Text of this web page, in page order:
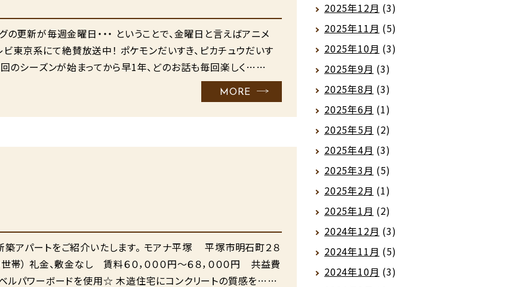
新が毎週金曜日・・・ ということで、金曜日と言えばアニメ
東京系にて絶賛放送中！ ポケモンだいすき、ピカチュウだいす
のシーズンが始まってから早1年、どのお話も毎回楽しく……
MORE
アパートをご紹介いたします。 モアナ平塚 平塚市明石町２８
礼金、敷金なし 賃料６０，０００円～６８，０００円 共益費
ルパワーボードを使用☆ 木造住宅にコンクリートの質感を……
2025年12月 (3)
2025年11月 (5)
2025年10月 (3)
2025年9月 (3)
2025年8月 (3)
2025年6月 (1)
2025年5月 (2)
2025年4月 (3)
2025年3月 (5)
2025年2月 (1)
2025年1月 (2)
2024年12月 (3)
2024年11月 (5)
2024年10月 (3)